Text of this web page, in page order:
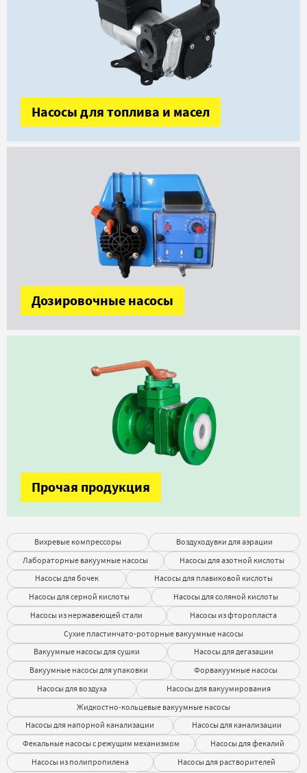
Насосы для топлива и масел
Дозировочные насосы
Прочая продукция
Вихревые компрессоры
Воздуходувки для аэрации
Лабораторные вакуумные насосы
Насосы для азотной кислоты
Насосы для бочек
Насосы для плавиковой кислоты
Насосы для серной кислоты
Насосы для соляной кислоты
Насосы из нержавеющей стали
Насосы из фторопласта
Сухие пластинчато-роторные вакуумные насосы
Вакуумные насосы для сушки
Насосы для дегазации
Вакуумные насосы для упаковки
Форвакуумные насосы
Насосы для воздуха
Насосы для вакуумирования
Жидкостно-кольцевые вакуумные насосы
Насосы для напорной канализации
Насосы для канализации
Фекальные насосы с режущим механизмом
Насосы для фекалий
Насосы из полипропилена
Насосы для растворителей